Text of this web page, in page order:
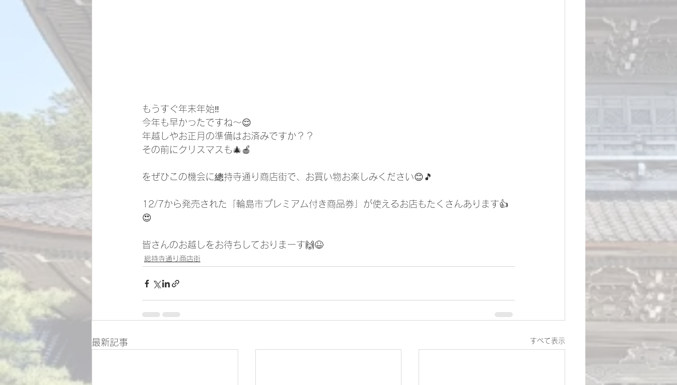
もうすぐ年末年始‼️
今年も早かったですね～😌
年越しやお正月の準備はお済みですか？？
その前にクリスマスも🎄🍎
をぜひこの機会に總持寺通り商店街で、お買い物お楽しみください😊🎵
12/7から発売された「輪島市プレミアム付き商品券」が使えるお店もたくさんあります👍
😍
皆さんのお越しをお待ちしておりまーす🙌😆
総持寺通り商店街
最新記事 すべて表示